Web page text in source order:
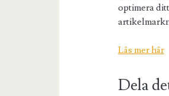
optimera
Läs mer här
Dela